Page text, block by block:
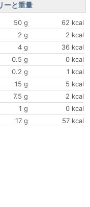
ーと重量
50 g
62 kcal
2 g
2 kcal
4 g
36 kcal
0.5 g
0 kcal
0.2 g
1 kcal
15 g
5 kcal
7.5 g
2 kcal
1 g
0 kcal
17 g 57 kcal